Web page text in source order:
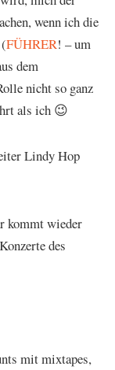
wenn ich die
FÜHRER! – um
dem
nicht so ganz
als ich 😉
Lindy Hop
kommt wieder
des
mit mixtapes,